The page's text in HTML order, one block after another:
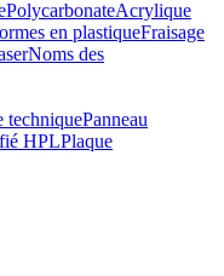
PolycarbonateAcrylique
en plastiqueFraisage
Noms des
techniquePanneau
HPLPlaque